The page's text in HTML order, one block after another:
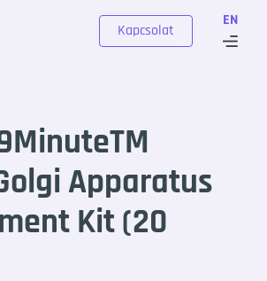
EN
Kapcsolat
Apparatus
Kit (20